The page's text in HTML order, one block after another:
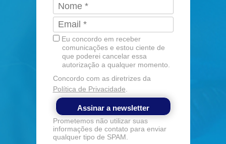
Eu concordo em receber
comunicações e estou ciente de
que poderei cancelar essa
autorização a qualquer momento.
Concordo com as diretrizes da
Política de Privacidade
Assinar a newsletter
Prometemos não utilizar suas
informações de contato para enviar
qualquer tipo de SPAM.